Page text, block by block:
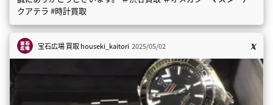
クアテラ #時計買取
宝石広場 買取houseki_kaitori 2025/05/02